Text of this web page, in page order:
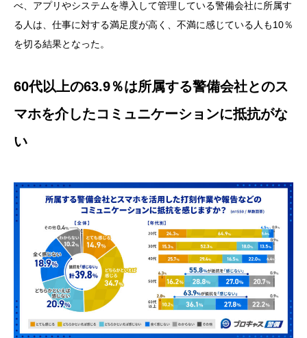
べ、アプリやシステムを導入して管理している警備会社に所属す
る人は、仕事に対する満足度が高く、不満に感じている人も10％
を切る結果となった。
60代以上の63.9％は所属する警備会社とのス
マホを介したコミュニケーションに抵抗がな
い